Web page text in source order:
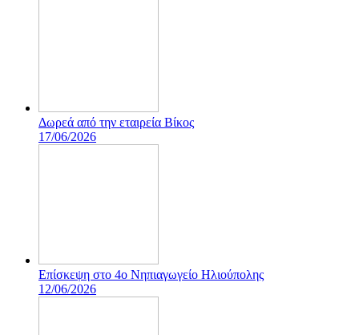
Δωρεά από την εταιρεία Βίκος
17/06/2026
Επίσκεψη στο 4ο Νηπιαγωγείο Ηλιούπολης
12/06/2026